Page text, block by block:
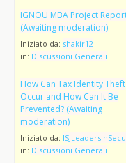
IGNOU MBA Project
(Awaiting moderation)
Iniziato da: shakir12
in: Discussioni Generali
How Can Tax Identity Theft
Occur and How Can It Be
Prevented? (Awaiting
moderation)
Iniziato da:
in: Discussioni Generali